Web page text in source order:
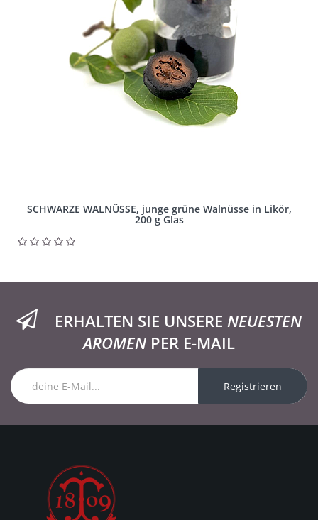
SCHWARZE WALNÜSSE, junge grüne Walnüsse in Likör,
200 g Glas
ERHALTEN SIE UNSERE NEUESTEN
AROMEN PER E-MAIL
Registrieren